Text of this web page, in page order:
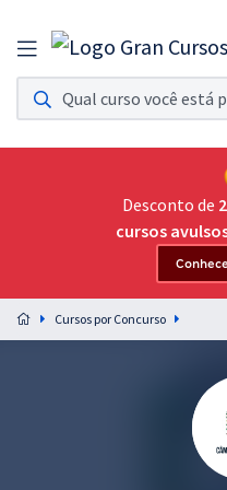
Assinatura Ilimitada 11
Acesso a todos os cursos. Teste
Assinatura OAB Até
Acesso ilimitado a toda
Preparação completa e intensiva
residências em saúde do Brasil
Desconto de
cursos
Cursos por Concurso